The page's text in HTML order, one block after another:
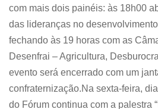
com mais dois painéis: às 18h00
das lideranças no
fechando às 19 horas com as
Desenfrai – Agricultura,
evento será encerrado com um
confraternização.Na sexta-feira,
do Fórum continua com a palestra